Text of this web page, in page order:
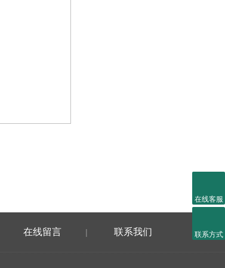
在线留言 | 联系我们
在线客服
联系方式